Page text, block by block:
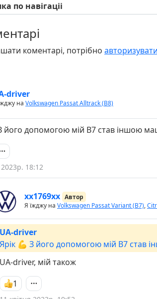
по навігаціі
коментарі, потрібно
driver
на Volkswagen Passat Alltrack (B8)
його допомогою мій В7 став іншою
2023р. 18:12
хх1769хх Автор
Я їжджу на Volkswagen Passat Variant (B7),
UA-driver
Ярік 💪 З його допомогою мій В7 став
UA-driver, мій також
1